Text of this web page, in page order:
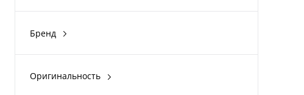
Бренд
Оригинальность